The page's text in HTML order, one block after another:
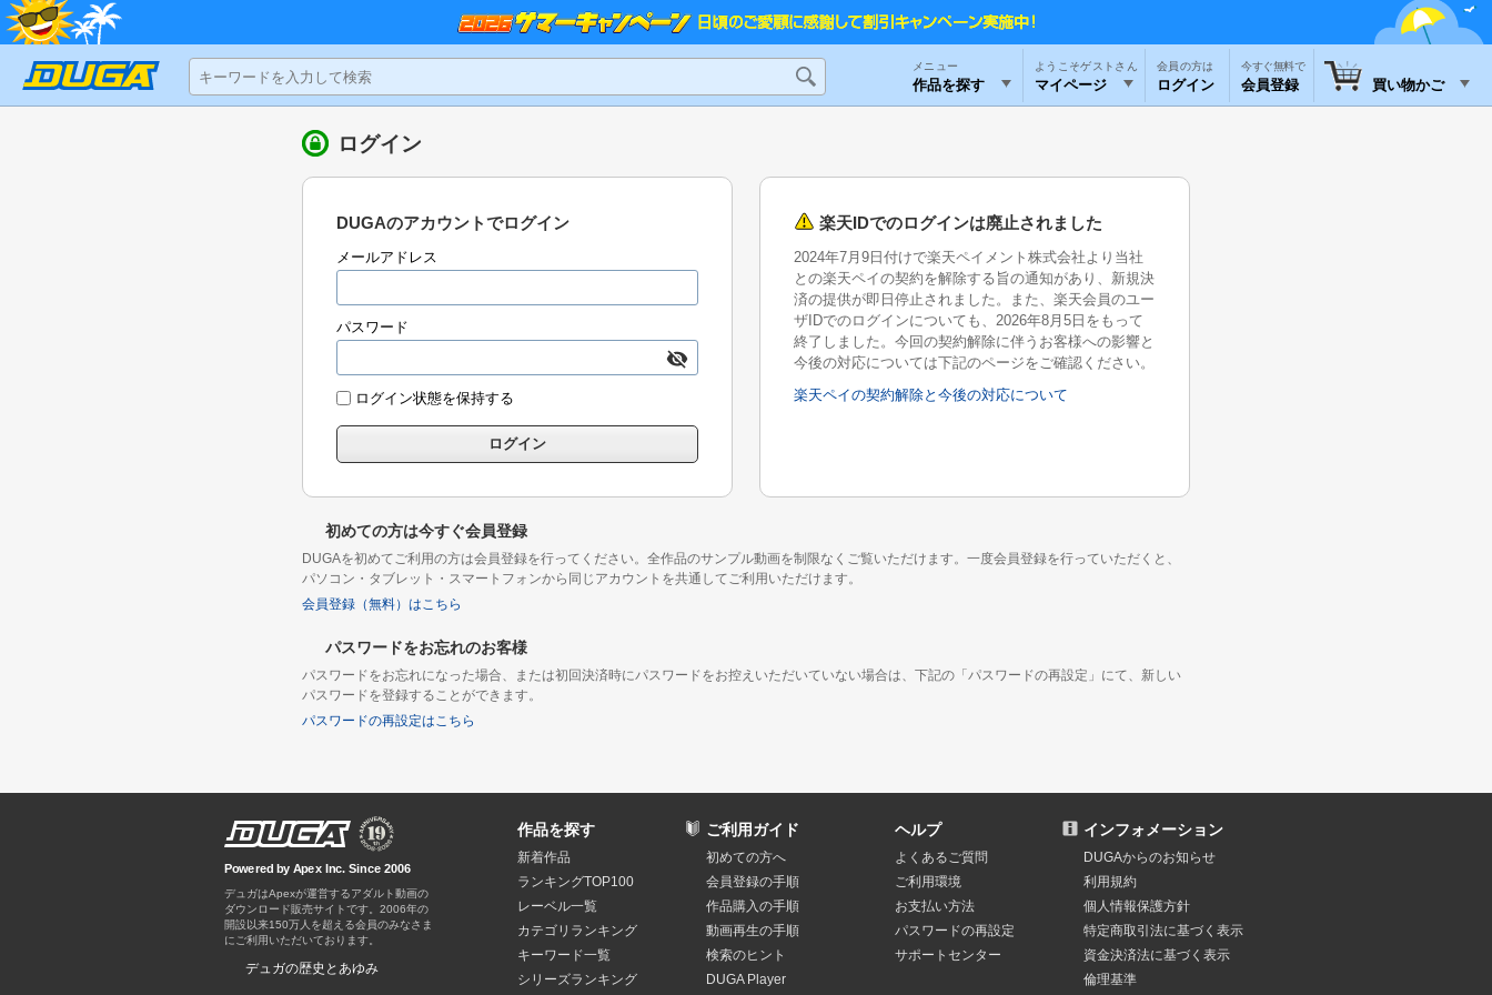
メニュー
作品を探す
ようこそゲストさん
マイページ ログイン
今すぐ無料で
会員登録 買い物かご
ログイン
DUGAのアカウントでログイン
メールアドレス
パスワード
ログイン状態を保持する
楽天IDでのログインは廃止されました
2024年7月9日付けで楽天ペイメント株式会社より当社
との楽天ペイの契約を解除する旨の通知があり、新規決
済の提供が即日停止されました。また、楽天会員のユー
ザIDでのログインについても、2026年8月5日をもって
終了しました。今回の契約解除に伴うお客様への影響と
今後の対応については下記のページをご確認ください。
楽天ペイの契約解除と今後の対応について
初めての方は今すぐ会員登録
DUGAを初めてご利用の方は会員登録を行ってください。全作品のサンプル動画を制限なくご覧いただけます。一度会員登録を行っていただくと、
パソコン・タブレット・スマートフォンから同じアカウントを共通してご利用いただけます。
会員登録（無料）はこちら
パスワードをお忘れのお客様
パスワードをお忘れになった場合、または初回決済時にパスワードをお控えいただいていない場合は、下記の「パスワードの再設定」にて、新しい
パスワードを登録することができます。
パスワードの再設定はこちら
Powered by Apex Inc. Since 2006
デュガはApexが運営するアダルト動画の
ダウンロード販売サイトです。
デュガの歴史とあゆみ
作品を探す
新着作品
ランキングTOP100
レーベル一覧
カテゴリランキング
キーワード一覧
シリーズランキング
ご利用ガイド
初めての方へ
会員登録の手順
作品購入の手順
動画再生の手順
検索のヒント
DUGA Player
ヘルプ
よくあるご質問
ご利用環境
お支払い方法
パスワードの再設定
サポートセンター
インフォメーション
DUGAからのお知らせ
利用規約
個人情報保護方針
特定商取引法に基づく表示
資金決済法に基づく表示
倫理基準